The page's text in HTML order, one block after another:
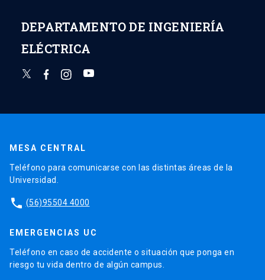
DEPARTAMENTO DE INGENIERÍA
ELÉCTRICA
MESA CENTRAL
Teléfono para comunicarse con las distintas áreas de la
Universidad.
phone (56)95504 4000
EMERGENCIAS UC
Teléfono en caso de accidente o situación que ponga en
riesgo tu vida dentro de algún campus.